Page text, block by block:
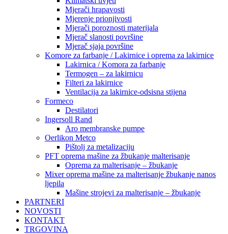
Mjerači hrapavosti
Mjerenje prionjivosti
Mjerači poroznosti materijala
Mjerač slanosti površine
Mjerač sjaja površine
Komore za farbanje / Lakirnice i oprema za lakirnice
Lakirnica / Komora za farbanje
Termogen – za lakirnicu
Filteri za lakirnice
Ventilacija za lakirnice-odsisna stijena
Formeco
Destilatori
Ingersoll Rand
Aro membranske pumpe
Oerlikon Metco
Pištolj za metalizaciju
PFT oprema mašine za žbukanje malterisanje
Oprema za malterisanje – žbukanje
Mixer oprema mašine za malterisanje žbukanje nanos
ljepila
Mašine strojevi za malterisanje – žbukanje
PARTNERI
NOVOSTI
KONTAKT
TRGOVINA